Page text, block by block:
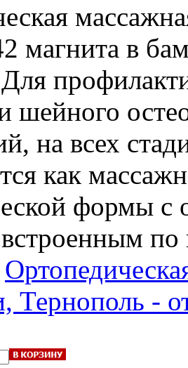
магнита в
шейного
на всех
как
формы с
встроенным
Тернополь -